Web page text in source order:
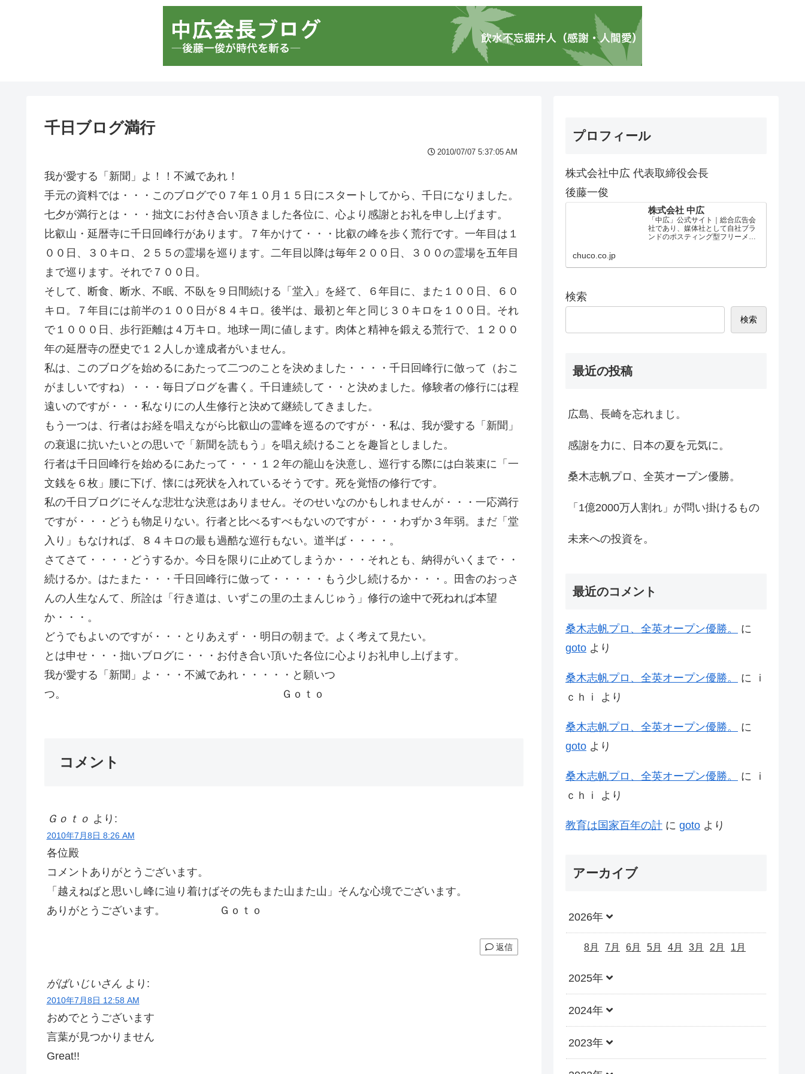
千日ブログ満行
2010/07/07 5:37:05 AM
我が愛する「新聞」よ！！不滅であれ！
手元の資料では・・・このブログで０７年１０月１５日にスタートしてから、千日になりました。
七夕が満行とは・・・拙文にお付き合い頂きました各位に、心より感謝とお礼を申し上げます。
比叡山・延暦寺に千日回峰行があります。７年かけて・・・比叡の峰を歩く荒行です。一年目は１
００日、３０キロ、２５５の霊場を巡ります。二年目以降は毎年２００日、３００の霊場を五年目
まで巡ります。それで７００日。
そして、断食、断水、不眠、不臥を９日間続ける「堂入」を経て、６年目に、また１００日、６０
キロ。７年目には前半の１００日が８４キロ。後半は、最初と年と同じ３０キロを１００日。それ
で１０００日、歩行距離は４万キロ。地球一周に値します。肉体と精神を鍛える荒行で、１２００
年の延暦寺の歴史で１２人しか達成者がいません。
私は、このブログを始めるにあたって二つのことを決めました・・・・千日回峰行に倣って（おこ
がましいですね）・・・毎日ブログを書く。千日連続して・・と決めました。修験者の修行には程
遠いのですが・・・私なりにの人生修行と決めて継続してきました。
もう一つは、行者はお経を唱えながら比叡山の霊峰を巡るのですが・・私は、我が愛する「新聞」
の衰退に抗いたいとの思いで「新聞を読もう」を唱え続けることを趣旨としました。
行者は千日回峰行を始めるにあたって・・・１２年の籠山を決意し、巡行する際には白装束に「一
文銭を６枚」腰に下げ、懐には死状を入れているそうです。死を覚悟の修行です。
私の千日ブログにそんな悲壮な決意はありません。そのせいなのかもしれませんが・・・一応満行
ですが・・・どうも物足りない。行者と比べるすべもないのですが・・・わずか３年弱。まだ「堂
入り」もなければ、８４キロの最も過酷な巡行もない。道半ば・・・・。
さてさて・・・・どうするか。今日を限りに止めてしまうか・・・それとも、納得がいくまで・・
続けるか。はたまた・・・千日回峰行に倣って・・・・・もう少し続けるか・・・。田舎のおっさ
んの人生なんて、所詮は「行き道は、いずこの里の土まんじゅう」修行の途中で死ねれば本望
か・・・。
どうでもよいのですが・・・とりあえず・・明日の朝まで。よく考えて見たい。
とは申せ・・・拙いブログに・・・お付き合い頂いた各位に心よりお礼申し上げます。
我が愛する「新聞」よ・・・不滅であれ・・・・・と願いつ
つ。 Ｇｏｔｏ
コメント
Ｇｏｔｏ より:
2010年7月8日 8:26 AM
各位殿
コメントありがとうございます。
「越えねばと思いし峰に辿り着けばその先もまた山また山」そんな心境でございます。
ありがとうございます。 Ｇｏｔｏ
返信
がばいじいさん より:
2010年7月8日 12:58 AM
おめでとうございます
言葉が見つかりません
Great!!
プロフィール
株式会社中広 代表取締役会長
後藤一俊
株式会社 中広
「中広」公式サイト｜総合広告会
社であり、媒体社として自社ブラ
ンドのポスティング型フリーメデ
chuco.co.jp
検索
検索
最近の投稿
広島、長崎を忘れまじ。
感謝を力に、日本の夏を元気に。
桑木志帆プロ、全英オープン優勝。
「1億2000万人割れ」が問い掛けるもの
未来への投資を。
最近のコメント
桑木志帆プロ、全英オープン優勝。
に
goto より
桑木志帆プロ、全英オープン優勝。 に
ｉ
ｃｈｉ
より
桑木志帆プロ、全英オープン優勝。
に
goto より
桑木志帆プロ、全英オープン優勝。 に
ｉ
ｃｈｉ
より
教育は国家百年の計 に goto より
アーカイブ
2026年
8月 7月 6月 5月 4月 3月 2月 1月
2025年
2024年
2023年